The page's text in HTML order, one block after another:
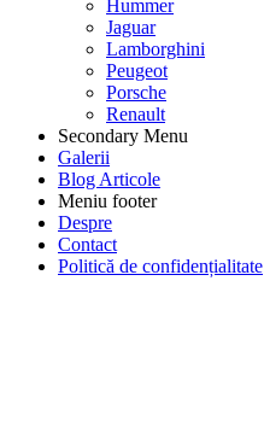
Hummer
Jaguar
Lamborghini
Peugeot
Porsche
Renault
Secondary Menu
Galerii
Blog Articole
Meniu footer
Despre
Contact
Politică de confidențialitate